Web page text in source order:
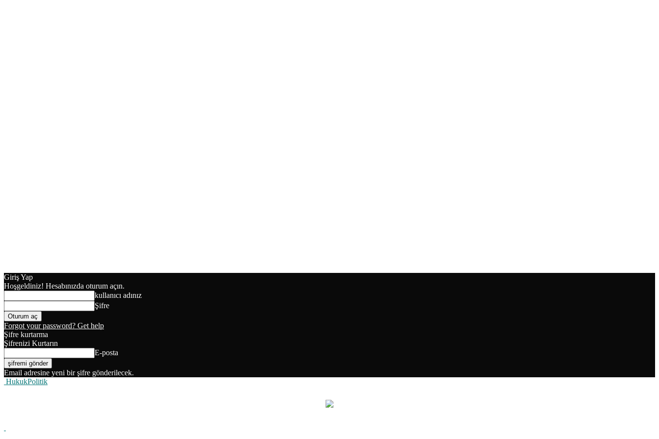
Giriş Yap
Hoşgeldiniz! Hesabınızda oturum açın.
kullanıcı adınız
Şifre
Forgot your password? Get help
Şifre kurtarma
Şifrenizi Kurtarın
E-posta
Email adresine yeni bir şifre gönderilecek.
HukukPolitik